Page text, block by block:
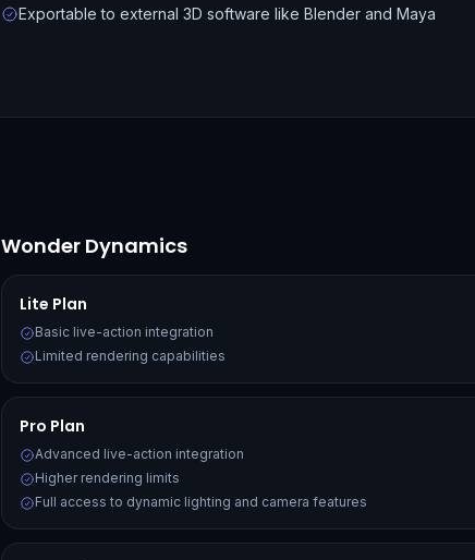
Exportable to external 3D software like Blender and Maya
Wonder Dynamics
Lite Plan
Basic live-action integration
Limited rendering capabilities
Pro Plan
Advanced live-action integration
Higher rendering limits
Full access to dynamic lighting and camera features